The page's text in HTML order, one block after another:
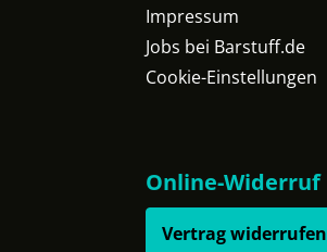
Impressum
Jobs bei Barstuff.de
Cookie-Einstellungen
Online-Widerruf
Vertrag widerrufen